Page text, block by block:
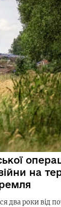
на
два роки від